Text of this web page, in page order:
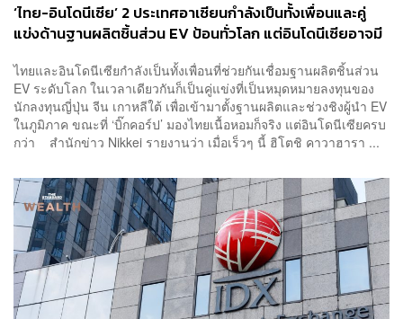
‘ไทย-อินโดนีเซีย’ 2 ประเทศอาเซียนกำลังเป็นทั้งเพื่อนและคู่
แข่งด้านฐานผลิตชิ้นส่วน EV ป้อนทั่วโลก แต่อินโดนีเซียอาจมี
ไทยและอินโดนีเซียกำลังเป็นทั้งเพื่อนที่ช่วยกันเชื่อมฐานผลิตชิ้นส่วน
EV ระดับโลก ในเวลาเดียวกันก็เป็นคู่แข่งที่เป็นหมุดหมายลงทุนของ
นักลงทุนญี่ปุ่น จีน เกาหลีใต้ เพื่อเข้ามาตั้งฐานผลิตและช่วงชิงผู้นำ EV
ในภูมิภาค ขณะที่ ‘บิ๊กคอร์ป’ มองไทยเนื้อหอมก็จริง แต่อินโดนีเซียครบ
กว่า สำนักข่าว Nikkei รายงานว่า เมื่อเร็วๆ นี้ ฮิโตชิ คาวาฮารา ...